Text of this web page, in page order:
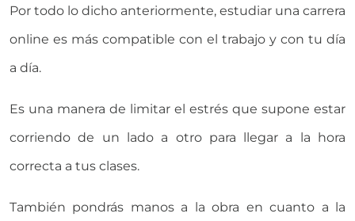
Por todo lo dicho anteriormente, estudiar una carrera
online es más compatible con el trabajo y con tu día
a día.
Es una manera de limitar el estrés que supone estar
corriendo de un lado a otro para llegar a la hora
correcta a tus clases.
También pondrás manos a la obra en cuanto a la